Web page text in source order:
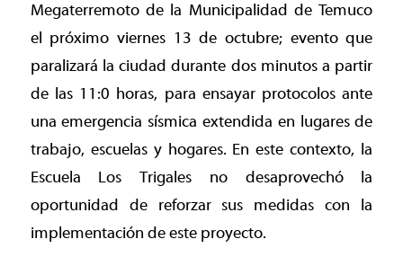
Megaterremoto de la Municipalidad de Temuco
el próximo viernes 13 de octubre; evento que
paralizará la ciudad durante dos minutos a partir
de las 11:0 horas, para ensayar protocolos ante
una emergencia sísmica extendida en lugares de
trabajo, escuelas y hogares. En este contexto, la
Escuela Los Trigales no desaprovechó la
oportunidad de reforzar sus medidas con la
implementación de este proyecto.